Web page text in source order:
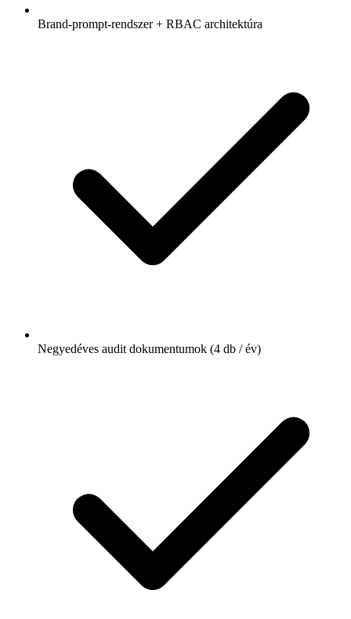
Brand-prompt-rendszer + RBAC architektúra
Negyedéves audit dokumentumok (4 db / év)